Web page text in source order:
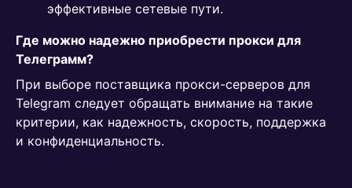
эффективные сетевые пути.
Где можно надежно приобрести прокси для
Телеграмм?
При выборе поставщика прокси-серверов для
Telegram следует обращать внимание на такие
критерии, как надежность, скорость, поддержка
и конфиденциальность.